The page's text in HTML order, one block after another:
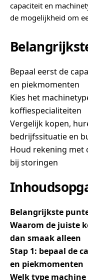
capaciteit en
de mogelijkheid om
Bepaal eerst de
en piekmomenten
Kies het
koffiespecialiteiten
Vergelijk kopen,
bedrijfssituatie en
Houd rekening met
bij storingen
Belangrijkste
Waarom de juiste
dan smaak alleen
Stap 1: bepaal de
en piekmomenten
Welk type